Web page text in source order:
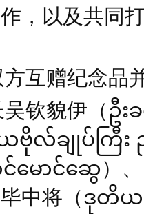
，以及共同
互赠纪念品
钦貌伊（ဦ
ဗိုလ်ချုပ်ကြီး
မောင်ဆွေ）、
毕中将（ဒု